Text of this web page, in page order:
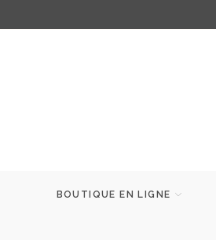
BOUTIQUE EN LIGNE